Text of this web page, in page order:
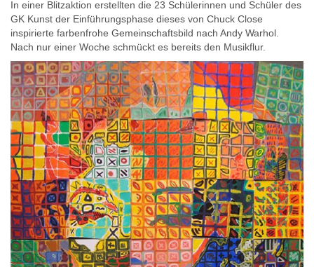
In einer Blitzaktion erstellten die 23 Schülerinnen und Schüler des
GK Kunst der Einführungsphase dieses von Chuck Close
inspirierte farbenfrohe Gemeinschaftsbild nach Andy Warhol.
Nach nur einer Woche schmückt es bereits den Musikflur.